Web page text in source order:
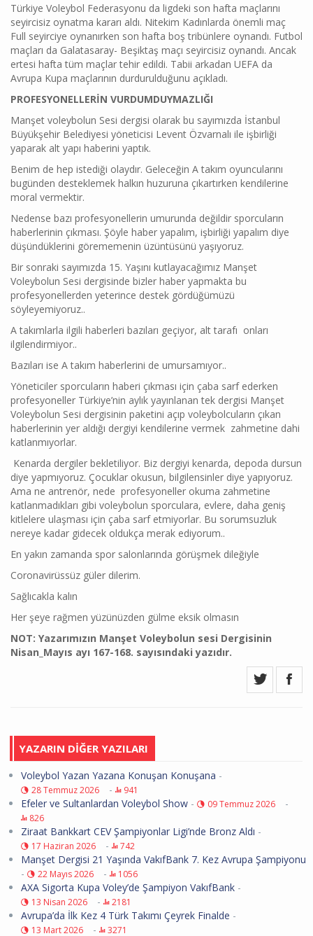
Türkiye Voleybol Federasyonu da ligdeki son hafta maçlarını
seyircisiz oynatma kararı aldı. Nitekim Kadınlarda önemli maç
Full seyirciye oynanırken son hafta boş tribünlere oynandı. Futbol
maçları da Galatasaray- Beşiktaş maçı seyircisiz oynandı. Ancak
ertesi hafta tüm maçlar tehir edildi. Tabii arkadan UEFA da
Avrupa Kupa maçlarının durdurulduğunu açıkladı.
PROFESYONELLERİN VURDUMDUYMAZLIĞI
Manşet voleybolun Sesi dergisi olarak bu sayımızda İstanbul
Büyükşehir Belediyesi yöneticisi Levent Özvarnalı ile işbirliği
yaparak alt yapı haberini yaptık.
Benim de hep istediği olaydır. Geleceğin A takım oyuncularını
bugünden desteklemek halkın huzuruna çıkartırken kendilerine
moral vermektir.
Nedense bazı profesyonellerin umurunda değildir sporcuların
haberlerinin çıkması. Şöyle haber yapalım, işbirliği yapalım diye
düşündüklerini görememenin üzüntüsünü yaşıyoruz.
Bir sonraki sayımızda 15. Yaşını kutlayacağımız Manşet
Voleybolun Sesi dergisinde bizler haber yapmakta bu
profesyonellerden yeterince destek gördüğümüzü
söyleyemiyoruz..
A takımlarla ilgili haberleri bazıları geçiyor, alt tarafı onları
ilgilendirmiyor..
Bazıları ise A takım haberlerini de umursamıyor..
Yöneticiler sporcuların haberi çıkması için çaba sarf ederken
profesyoneller Türkiye’nin aylık yayınlanan tek dergisi Manşet
Voleybolun Sesi dergisinin paketini açıp voleybolcuların çıkan
haberlerinin yer aldığı dergiyi kendilerine vermek zahmetine dahi
katlanmıyorlar.
Kenarda dergiler bekletiliyor. Biz dergiyi kenarda, depoda dursun
diye yapmıyoruz. Çocuklar okusun, bilgilensinler diye yapıyoruz.
Ama ne antrenör, nede profesyoneller okuma zahmetine
katlanmadıkları gibi voleybolun sporculara, evlere, daha geniş
kitlelere ulaşması için çaba sarf etmiyorlar. Bu sorumsuzluk
nereye kadar gidecek oldukça merak ediyorum..
En yakın zamanda spor salonlarında görüşmek dileğiyle
Coronavirüssüz güler dilerim.
Sağlıcakla kalın
Her şeye rağmen yüzünüzden gülme eksik olmasın
NOT: Yazarımızın Manşet Voleybolun sesi Dergisinin
Nisan_Mayıs ayı 167-168. sayısındaki yazıdır.
YAZARIN DİĞER YAZILARI
Voleybol Yazan Yazana Konuşan Konuşana -
28 Temmuz 2026 - 941
Efeler ve Sultanlardan Voleybol Show - 09 Temmuz 2026 -
826
Ziraat Bankkart CEV Şampiyonlar Ligi’nde Bronz Aldı -
17 Haziran 2026 - 742
Manşet Dergisi 21 Yaşında VakıfBank 7. Kez Avrupa Şampiyonu
-
22 Mayıs 2026 - 1056
AXA Sigorta Kupa Voley’de Şampiyon VakıfBank -
13 Nisan 2026 - 2181
Avrupa’da İlk Kez 4 Türk Takımı Çeyrek Finalde -
13 Mart 2026 - 3271